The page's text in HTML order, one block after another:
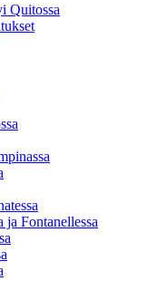
Quitossa
Fontanellessa